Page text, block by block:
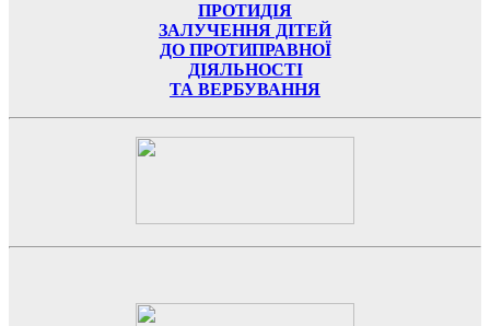
ПРОТИДІЯ
ЗАЛУЧЕННЯ ДІТЕЙ
ДО ПРОТИПРАВНОЇ
ДІЯЛЬНОСТІ
ТА ВЕРБУВАННЯ